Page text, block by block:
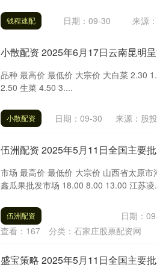
钱程速配 日期：09-30 来源
小散配资 2025年6月17日云南昆明
品种 最高价 最低价 大宗价 大白菜 2.30
2.50 生菜 4.50 3....
小散配资 日期：09-30 来源：股
伍洲配资 2025年5月11日全国主要
市场 最高价 最低价 大宗价 山西省太原
鑫瓜果批发市场 18.00 8.00 13.00 江苏凌
伍洲配资 日期：
查看： 167 分类： 石家庄股票配资网
盛宝策略 2025年5月11日全国主要